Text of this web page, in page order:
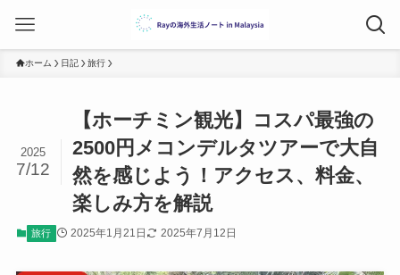
ホーム 日記 旅行
【ホーチミン観光】コスパ最強の
2500円メコンデルタツアーで大自
然を感じよう！アクセス、料金、
楽しみ方を解説
2025
7/12
旅行 2025年1月21日 2025年7月12日